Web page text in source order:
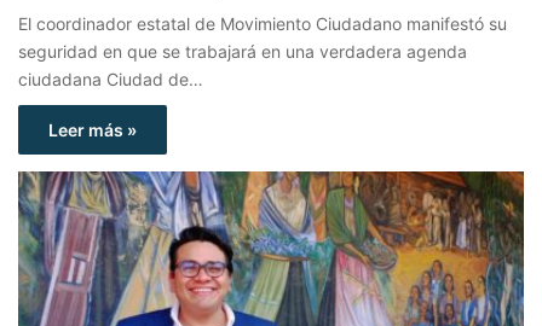
El coordinador estatal de Movimiento Ciudadano manifestó su
seguridad en que se trabajará en una verdadera agenda
ciudadana Ciudad de…
Leer más »